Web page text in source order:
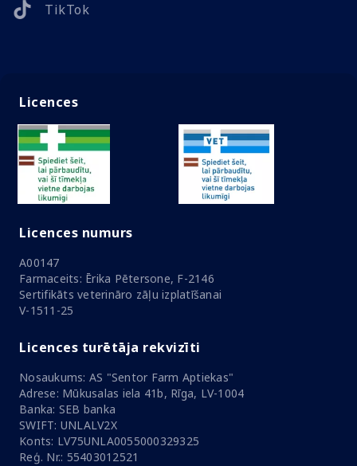
TikTok
Licences
Licences numurs
A00147
Farmaceits: Ērika Pētersone, F-2146
Sertifikāts veterināro zāļu izplatīšanai
V-1511-25
Licences turētāja rekvizīti
Nosaukums: AS "Sentor Farm Aptiekas"
Adrese: Mūkusalas iela 41b, Rīga, LV-1004
Banka: SEB banka
SWIFT: UNLALV2X
Konts: LV75UNLA0055000329325
Reģ. Nr.: 55403012521